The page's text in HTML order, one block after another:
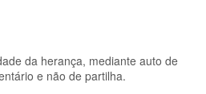
da herança, mediante auto de
e não de partilha.